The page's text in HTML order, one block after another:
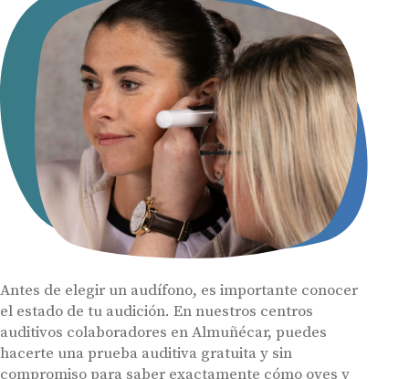
Antes de elegir un audífono, es importante conocer
el estado de tu audición. En nuestros centros
auditivos colaboradores en Almuñécar, puedes
hacerte una prueba auditiva gratuita y sin
compromiso para saber exactamente cómo oyes y